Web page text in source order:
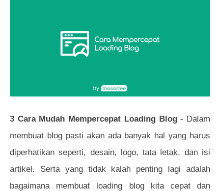
3 Cara Mudah Mempercepat Loading Blog- Dalam
membuat blog pasti akan ada banyak hal yang harus
diperhatikan seperti, desain, logo, tata letak, dan isi
artikel. Serta yang tidak kalah penting lagi adalah
bagaimana membuat loading blog kita cepat dan